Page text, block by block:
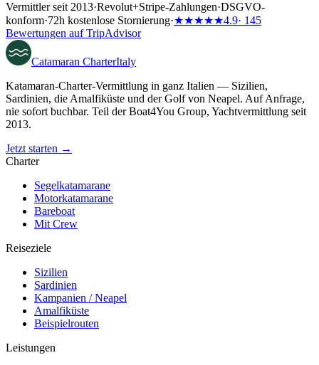
Vermittler seit 2013·Revolut+Stripe-Zahlungen·DSGVO-
konform·72h kostenlose Stornierung·★★★★★4.9· 145
Bewertungen auf TripAdvisor
Catamaran CharterItaly
Katamaran-Charter-Vermittlung in ganz Italien — Sizilien,
Sardinien, die Amalfiküste und der Golf von Neapel. Auf Anfrage,
nie sofort buchbar. Teil der Boat4You Group, Yachtvermittlung seit
2013.
Jetzt starten →
Charter
Segelkatamarane
Motorkatamarane
Bareboat
Mit Crew
Reiseziele
Sizilien
Sardinien
Kampanien / Neapel
Amalfiküste
Beispielrouten
Leistungen